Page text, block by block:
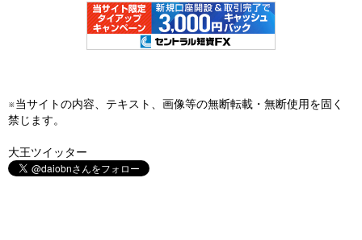
※当サイトの内容、テキスト、画像等の無断転載・無断使用を固く
禁じます。
大王ツイッター